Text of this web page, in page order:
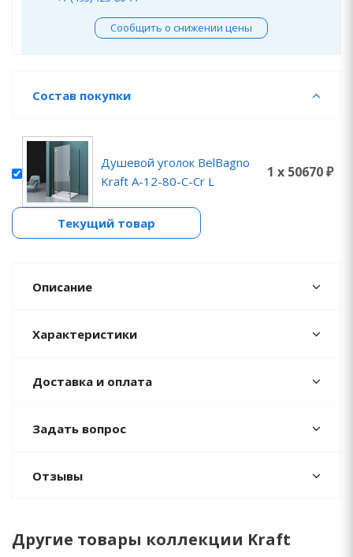
Сообщить о снижении цены
Состав покупки
Душевой уголок BelBagno
Kraft A-12-80-C-Cr L
1 x 50670 ₽
Текущий товар
Описание
Характеристики
Доставка и оплата
Задать вопрос
Отзывы
Другие товары коллекции Kraft